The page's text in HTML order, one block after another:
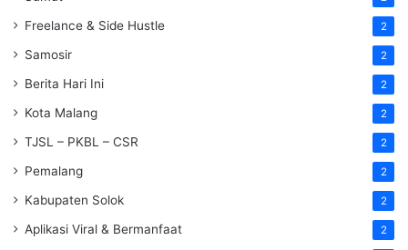
Freelance & Side Hustle 2
Samosir 2
Berita Hari Ini 2
Kota Malang 2
TJSL – PKBL – CSR 2
Pemalang 2
Kabupaten Solok 2
Aplikasi Viral & Bermanfaat 2